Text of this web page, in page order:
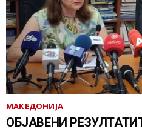
МАКЕДОНИЈА
ОБЈАВЕНИ